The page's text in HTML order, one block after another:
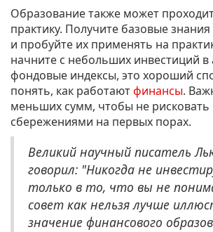
Образование также может
практику. Получите базовые
и пробуйте их применять на
начните с небольших инвестиций в
фондовые индексы, это хороший
понять, как работаютфинансы.
меньших сумм, чтобы не рисковать
сбережениями на первых порах.
Великий научный писатель
говорил: "Никогда не
только в то, что вы не
совет как нельзя лучше
значение финансового